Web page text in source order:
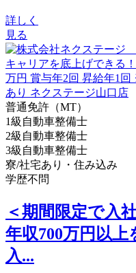
詳しく
見る
普通免許（MT）
1級自動車整備士
2級自動車整備士
3級自動車整備士
寮/社宅あり・住み込み
学歴不問
＜期間限定で入
年収700万円以
入...